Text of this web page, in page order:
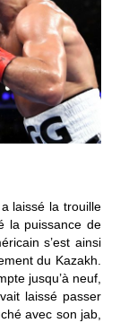
laissé la trouille
la puissance de
s’est ainsi
du Kazakh.
jusqu’à neuf,
laissé passer
avec son jab,